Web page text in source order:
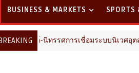
BUSINESS & MARKETS SPORTS
-นิทรรศการเชื่อมระบบนิเวศอุตสาหกรรมก่